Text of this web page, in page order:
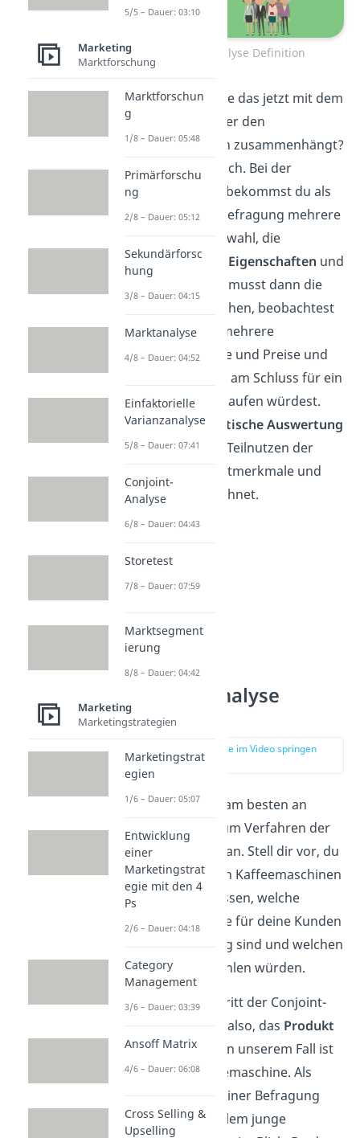
Conjoint Analyse Definition
Du fragst dich, wie das jetzt mit dem
Kaufverhalten oder den
Kundenwünschen zusammenhängt?
Das ist ganz einfach. Bei der
Conjoint-Analyse bekommst du als
Kunde bei einer Befragung mehrere
Produkte zur Auswahl, die
unterschiedliche Eigenschaften und
haben. Du musst dann die
Produkte vergleichen, beobachtest
also gleichzeitig mehrere
Produktmerkmale und Preise und
entscheidest dich am Schluss für ein
Produkt, das du kaufen würdest.
Durch einestatistische Auswertung
werden dann die Teilnutzen der
einzelnen Produktmerkmale und
des Preises berechnet.
Conjoint-Analyse
Beispiel
zur Stelle im Video springen
(01:11)
Schauen wir uns am besten an
einemBeispiel
zum Verfahren der
Conjoint-Analyse an. Stell dir vor, du
bist Hersteller von Kaffeemaschinen
und möchtest wissen, welche
Produktmerkmale für deine Kunden
besonders wichtig sind und welchen
Preis sie dafür zahlen würden.
Der erste Schritt der Conjoint-
Analyse ist es also, das Produkt
festzulegen
. In unserem Fall ist
das die Kaffeemaschine. Als
Zielgruppe deiner Befragung
hast du vor allem junge
5/5 – Dauer: 03:10
Marketing
Marktforschung
Marktforschun
g
1/8 – Dauer: 05:48
Primärforschu
ng
2/8 – Dauer: 05:12
Sekundärforsc
hung
3/8 – Dauer: 04:15
Marktanalyse
4/8 – Dauer: 04:52
Einfaktorielle
Varianzanalyse
5/8 – Dauer: 07:41
Conjoint-
Analyse
6/8 – Dauer: 04:43
Storetest
7/8 – Dauer: 07:59
Marktsegment
ierung
8/8 – Dauer: 04:42
Marketing
Marketingstrategien
Marketingstrat
egien
1/6 – Dauer: 05:07
Entwicklung
einer
Marketingstrat
egie mit den 4
Ps
2/6 – Dauer: 04:18
Category
Management
3/6 – Dauer: 03:39
Ansoff Matrix
4/6 – Dauer: 06:08
Cross Selling &
Upselling